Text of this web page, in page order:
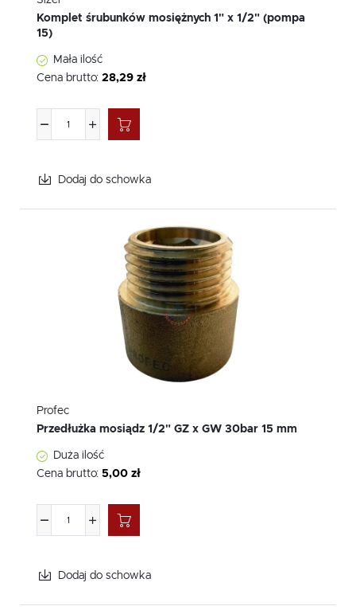
Komplet śrubunków mosiężnych 1" x 1/2" (pompa
15)
Mała ilość
Cena brutto: 28,29 zł
Dodaj do schowka
Profec
Przedłużka mosiądz 1/2" GZ x GW 30bar 15 mm
Duża ilość
Cena brutto: 5,00 zł
Dodaj do schowka